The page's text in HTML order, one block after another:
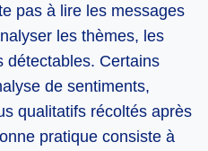
pas à lire les messages
les thèmes, les
détectables. Certains
de sentiments,
qualitatifs récoltés après
pratique consiste à